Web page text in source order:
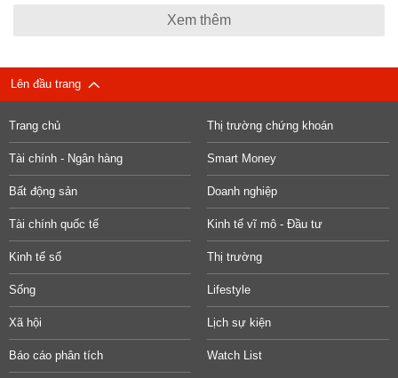
Xem thêm
Lên đầu trang
Trang chủ Thị trường chứng khoán
Tài chính - Ngân hàng Smart Money
Bất động sản Doanh nghiệp
Tài chính quốc tế Kinh tế vĩ mô - Đầu tư
Kinh tế số Thị trường
Sống Lifestyle
Xã hội Lịch sự kiện
Báo cáo phân tích Watch List